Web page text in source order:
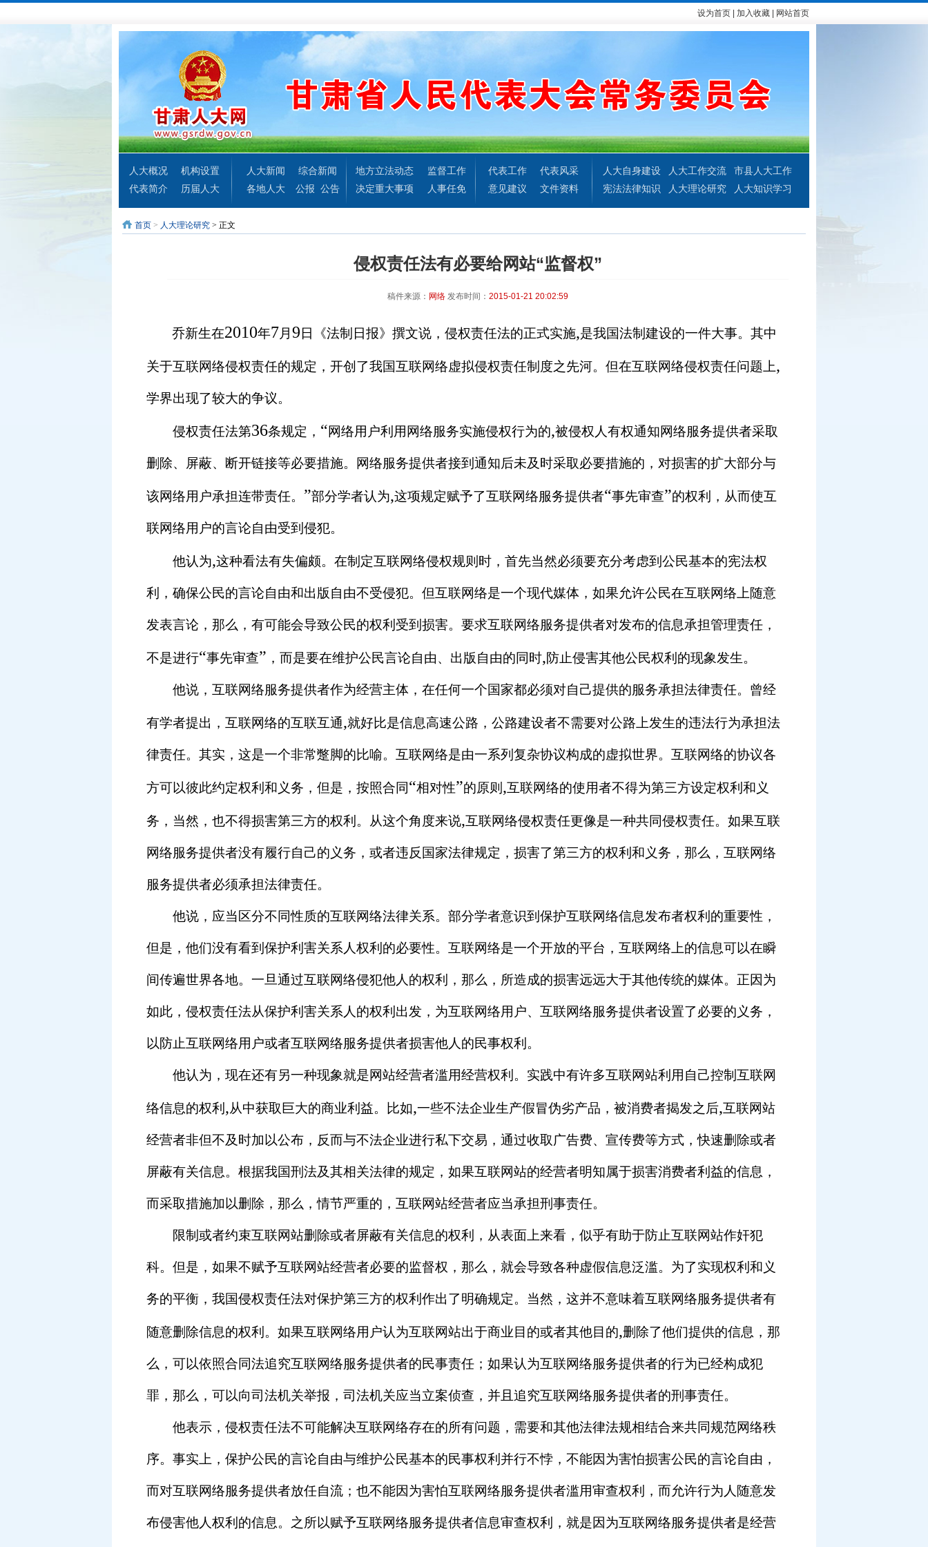
设为首页 加入收藏 网站首页
人大概况
机构设置
代表简介
历届人大
人大新闻
综合新闻
各地人大
公报 公告
地方立法动态
监督工作
决定重大事项
人事任免
代表工作
代表风采
意见建议
文件资料
人大自身建设 人大工作交流
市县人大工作
宪法法律知识
人大理论研究 人大知识学习
首页 > 人大理论研究 > 正文
侵权责任法有必要给网站“监督权”
稿件来源： 网络 发布时间： 2015-01-21 20:02:59
乔新生在2010年7月9 日《法制日报》撰文说，侵权责任法的正式实施,是我国法制建设的一件大事。其中
关于互联网络侵权责任的规定，开创了我国互联网络虚拟侵权责任制度之先河。但在互联网络侵权责任问题上,
学界出现了较大的争议。
侵权责任法第36条规定， “网络用户利用网络服务实施侵权行为的,被侵权人有权通知网络服务提供者采取
删除、屏蔽、断开链接等必要措施。网络服务提供者接到通知后未及时采取必要措施的，对损害的扩大部分与
该网络用户承担连带责任。 ”部分学者认为,这项规定赋予了互联网络服务提供者“事先审查”的权利，从而使互
联网络用户的言论自由受到侵犯。
他认为,这种看法有失偏颇。在制定互联网络侵权规则时，首先当然必须要充分考虑到公民基本的宪法权
利，确保公民的言论自由和出版自由不受侵犯。但互联网络是一个现代媒体，如果允许公民在互联网络上随意
发表言论，那么，有可能会导致公民的权利受到损害。要求互联网络服务提供者对发布的信息承担管理责任，
不是进行“事先审查” ，而是要在维护公民言论自由、出版自由的同时,防止侵害其他公民权利的现象发生。
他说，互联网络服务提供者作为经营主体，在任何一个国家都必须对自己提供的服务承担法律责任。曾经
有学者提出，互联网络的互联互通,就好比是信息高速公路，公路建设者不需要对公路上发生的违法行为承担法
律责任。其实，这是一个非常蹩脚的比喻。互联网络是由一系列复杂协议构成的虚拟世界。互联网络的协议各
方可以彼此约定权利和义务，但是，按照合同“相对性”的原则 ,互联网络的使用者不得为第三方设定权利和义
务，当然，也不得损害第三方的权利。从这个角度来说,互联网络侵权责任更像是一种共同侵权责任。如果互联
网络服务提供者没有履行自己的义务，或者违反国家法律规定，损害了第三方的权利和义务，那么，互联网络
服务提供者必须承担法律责任。
他说，应当区分不同性质的互联网络法律关系。部分学者意识到保护互联网络信息发布者权利的重要性，
但是，他们没有看到保护利害关系人权利的必要性。互联网络是一个开放的平台，互联网络上的信息可以在瞬
间传遍世界各地。一旦通过互联网络侵犯他人的权利，那么，所造成的损害远远大于其他传统的媒体。正因为
如此，侵权责任法从保护利害关系人的权利出发，为互联网络用户、互联网络服务提供者设置了必要的义务，
以防止互联网络用户或者互联网络服务提供者损害他人的民事权利。
他认为，现在还有另一种现象就是网站经营者滥用经营权利。实践中有许多互联网站利用自己控制互联网
络信息的权利 ,从中获取巨大的商业利益。比如,一些不法企业生产假冒伪劣产品，被消费者揭发之后,互联网站
经营者非但不及时加以公布，反而与不法企业进行私下交易，通过收取广告费、宣传费等方式，快速删除或者
屏蔽有关信息。根据我国刑法及其相关法律的规定，如果互联网站的经营者明知属于损害消费者利益的信息，
而采取措施加以删除，那么，情节严重的，互联网站经营者应当承担刑事责任。
限制或者约束互联网站删除或者屏蔽有关信息的权利，从表面上来看，似乎有助于防止互联网站作奸犯
科。但是，如果不赋予互联网站经营者必要的监督权，那么，就会导致各种虚假信息泛滥。为了实现权利和义
务的平衡，我国侵权责任法对保护第三方的权利作出了明确规定。当然，这并不意味着互联网络服务提供者有
随意删除信息的权利。如果互联网络用户认为互联网站出于商业目的或者其他目的,删除了他们提供的信息，那
么，可以依照合同法追究互联网络服务提供者的民事责任；如果认为互联网络服务提供者的行为已经构成犯
罪，那么，可以向司法机关举报，司法机关应当立案侦查，并且追究互联网络服务提供者的刑事责任。
他表示，侵权责任法不可能解决互联网络存在的所有问题，需要和其他法律法规相结合来共同规范网络秩
序。事实上，保护公民的言论自由与维护公民基本的民事权利并行不悖，不能因为害怕损害公民的言论自由，
而对互联网络服务提供者放任自流；也不能因为害怕互联网络服务提供者滥用审查权利，而允许行为人随意发
布侵害他人权利的信息。之所以赋予互联网络服务提供者信息审查权利，就是因为互联网络服务提供者是经营